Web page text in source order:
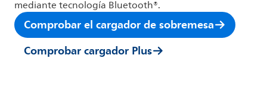
mediante tecnología Bluetooth®.
Comprobar el cargador de sobremesa
Comprobar cargador Plus